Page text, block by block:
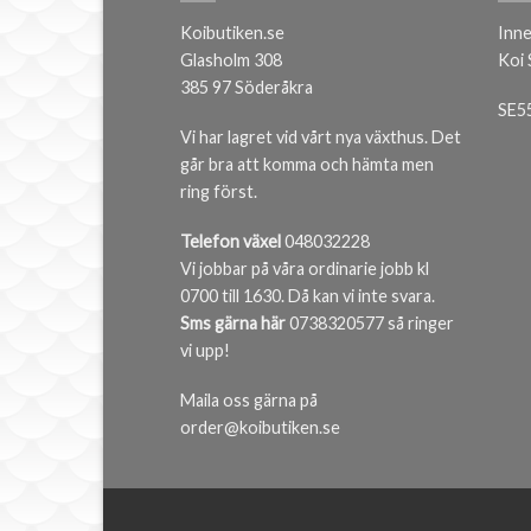
Koibutiken.se
Glasholm 308
385 97 Söderåkra
Vi har lagret vid vårt nya växthus. Det
går bra att komma och hämta men
ring först.
Telefon växel048032228
Vi jobbar på våra ordinarie jobb kl
0700 till 1630. Då kan vi inte svara.
Sms gärna här0738320577 så ringer
vi upp!
Maila oss gärna på
order@koibutiken.se
Koi